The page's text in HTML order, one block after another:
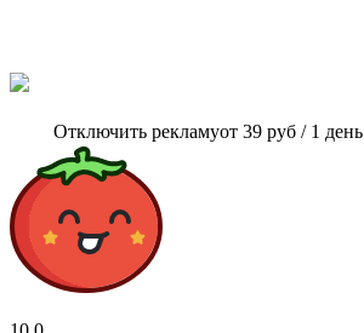
Отключить рекламуот 39 руб / 1 день